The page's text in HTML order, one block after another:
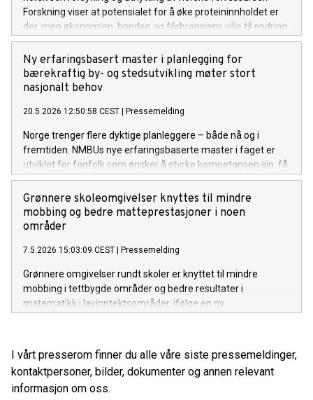
Forskning viser at potensialet for å øke proteininnholdet er
der, men økonomien, bonden og fôrbransjens vilje til endring
er avgjørende.
Ny erfaringsbasert master i planlegging for
bærekraftig by- og stedsutvikling møter stort
nasjonalt behov
20.5.2026 12:50:58 CEST Pressemelding
Norge trenger flere dyktige planleggere – både nå og i
fremtiden. NMBUs nye erfaringsbaserte master i faget er
utviklet for fagfolk som ønsker å styrke kompetansen sin, få
faglig påfyll og ta karrieren et steg videre.
Grønnere skoleomgivelser knyttes til mindre
mobbing og bedre matteprestasjoner i noen
områder
7.5.2026 15:03:09 CEST Pressemelding
Grønnere omgivelser rundt skoler er knyttet til mindre
mobbing i tettbygde områder og bedre resultater i
matematikk i lavinntektsområder, ifølge en ny
I vårt presserom finner du alle våre siste pressemeldinger,
kontaktpersoner, bilder, dokumenter og annen relevant
informasjon om oss.